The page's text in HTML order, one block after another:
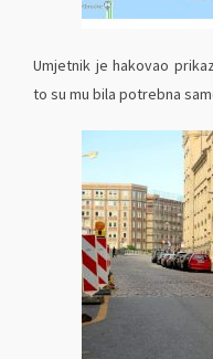
Umjetnik je hakovao
to su mu bila potrebna